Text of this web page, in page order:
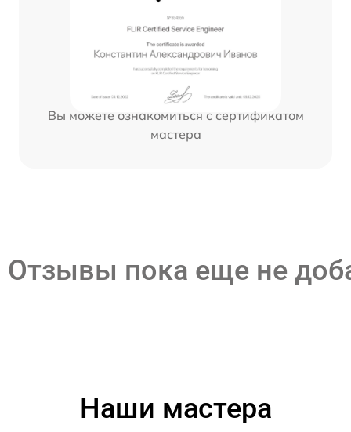
Вы можете ознакомиться с сертификатом
мастера
Отзывы пока еще не
Наши мастера